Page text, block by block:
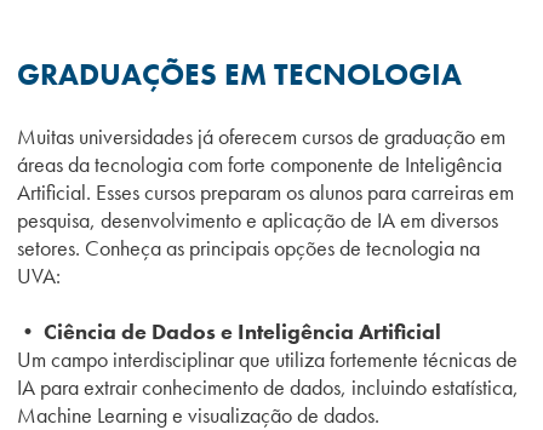
GRADUAÇÕES EM TECNOLOGIA
Muitas universidades já oferecem cursos de graduação em
áreas da tecnologia com forte componente de Inteligência
Artificial. Esses cursos preparam os alunos para carreiras em
pesquisa, desenvolvimento e aplicação de IA em diversos
setores. Conheça as principais opções de tecnologia na
UVA:
• Ciência de Dados e Inteligência Artificial
Um campo interdisciplinar que utiliza fortemente técnicas de
IA para extrair conhecimento de dados, incluindo estatística,
Machine Learning e visualização de dados.